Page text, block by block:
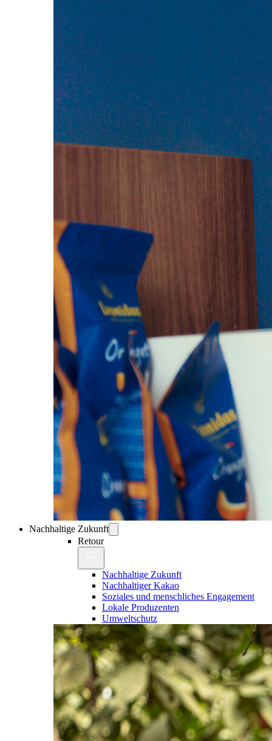
Nachhaltige Zukunft
Retour
Nachhaltige Zukunft
Nachhaltiger Kakao
Soziales und menschliches Engagement
Lokale Produzenten
Umweltschutz